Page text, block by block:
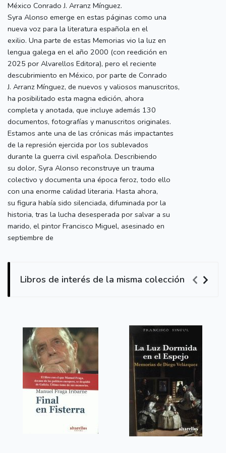
México Conrado J. Arranz Mínguez.
Syra Alonso emerge en estas páginas como una
nueva voz para la literatura española en el
exilio. Una parte de estas Memorias vio la luz en
lengua galega en el año 2000 (con reedición en
2025 por Alvarellos Editora), pero el reciente
descubrimiento en México, por parte de Conrado
J. Arranz Mínguez, de nuevos y valiosos manuscritos,
ha posibilitado esta magna edición, ahora
completa y anotada, que incluye además 130
documentos, fotografías y manuscritos originales.
Estamos ante una de las crónicas más impactantes
de la represión ejercida por los sublevados
durante la guerra civil española. Describiendo
su dolor, Syra Alonso reconstruye un trauma
colectivo y documenta una época feroz, todo ello
con una enorme calidad literaria. Hasta ahora,
su figura había sido silenciada, difuminada por la
historia, tras la lucha desesperada por salvar a su
marido, el pintor Francisco Miguel, asesinado en
septiembre de
Libros de interés de la misma colección